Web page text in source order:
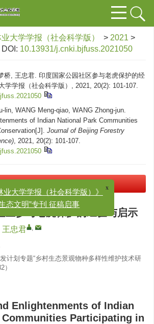
大学学报（社会科学版） > 2021 >
DOI: 10.13931/j.cnki.bjfuss.2021050
桥, 王忠君. 印度国家公园社区参与老虎保护的经
学学报（社会科学版）, 2021, 20(2): 101-107.
lin, WANG Meng-qiao, WANG Zhong-jun.
of Indian National Park Communities
Journal of Beijing Forestry
, 2021, 20(2): 101-107.
区参与老虎保护的经验与启示
王忠君 ,
计划专题“乡村生态景观物种多样性维护技术研
）
Enlightenments of Indian
Communities Participating in
业大学学报（社会科学版）》
“生态文明”专刊 征稿启事